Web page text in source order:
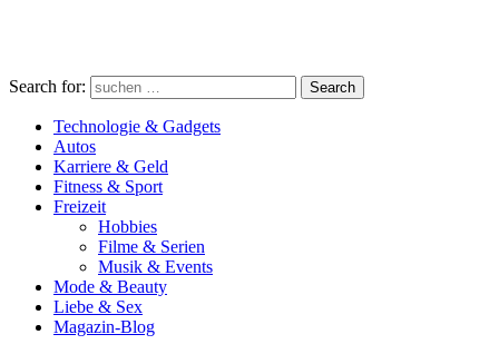
Search for: Search
Technologie & Gadgets
Autos
Karriere & Geld
Fitness & Sport
Freizeit
Hobbies
Filme & Serien
Musik & Events
Mode & Beauty
Liebe & Sex
Magazin-Blog